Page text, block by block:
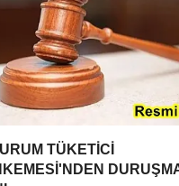
TÜKETİCİ